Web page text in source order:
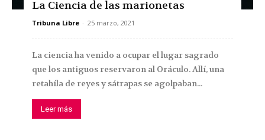
La Ciencia de las marionetas
Tribuna Libre - 25 marzo, 2021
La ciencia ha venido a ocupar el lugar sagrado
que los antiguos reservaron al Oráculo. Allí, una
retahíla de reyes y sátrapas se agolpaban...
Leer más